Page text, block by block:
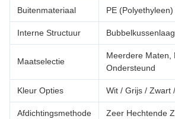
Buitenmateriaal PE (Polyethyleen)
Interne Structuur Bubbelkussenlaag
Maatselectie
Meerdere Maten,
Ondersteund
Kleur Opties Wit / Grijs / Zwart
Afdichtingsmethode Zeer Hechtende